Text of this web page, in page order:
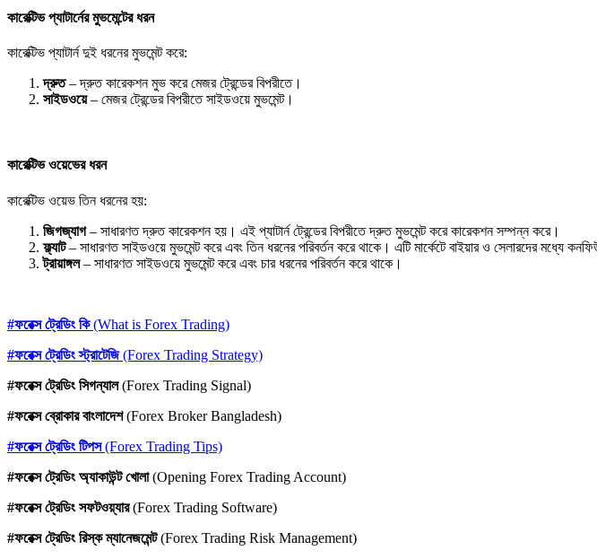
কারেক্টিভ প্যাটার্নের মুভমেন্টের ধরন
কারেক্টিভ প্যাটার্ন দুই ধরনের মুভমেন্ট করে:
দ্রুত– দ্রুত কারেকশন মুভ করে মেজর ট্রেন্ডের বিপরীতে।
সাইডওয়ে– মেজর ট্রেন্ডের বিপরীতে সাইডওয়ে মুভমেন্ট।
কারেক্টিভ ওয়েভের ধরন
কারেক্টিভ ওয়েভ তিন ধরনের হয়:
জিগজ্যাগ– সাধারণত দ্রুত কারেকশন হয়। এই প্যাটার্ন ট্রেন্ডের বিপরীতে দ্রুত মুভমেন্ট করে কারেকশন সম্পন্ন করে।
ফ্ল্যাট– সাধারণত সাইডওয়ে মুভমেন্ট করে এবং তিন ধরনের পরিবর্তন করে থাকে। এটি মার্কেটে বাইয়ার ও সেলারদের মধ্যে
ট্রায়াঙ্গল– সাধারণত সাইডওয়ে মুভমেন্ট করে এবং চার ধরনের পরিবর্তন করে থাকে।
#ফরেক্স ট্রেডিং কি(What is Forex Trading)
#ফরেক্স ট্রেডিং স্ট্রাটেজি(Forex Trading Strategy)
#ফরেক্স ট্রেডিং সিগন্যাল(Forex Trading Signal)
#ফরেক্স ব্রোকার বাংলাদেশ(Forex Broker Bangladesh)
#ফরেক্স ট্রেডিং টিপস(Forex Trading Tips)
#ফরেক্স ট্রেডিং অ্যাকাউন্ট খোলা(Opening Forex Trading Account)
#ফরেক্স ট্রেডিং সফটওয়্যার(Forex Trading Software)
#ফরেক্স ট্রেডিং রিস্ক ম্যানেজমেন্ট(Forex Trading Risk Management)